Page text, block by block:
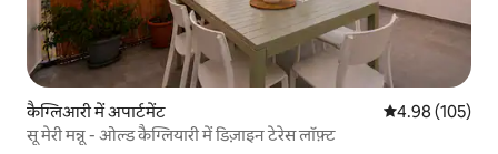
कैग्लिआरी में अपार्टमेंट औसत रेटिंग 5 में से
4.98 (105)
सू मेरी मन्नू - ओल्ड कैग्लियारी में डिज़ाइन टेरेस लॉफ़्ट